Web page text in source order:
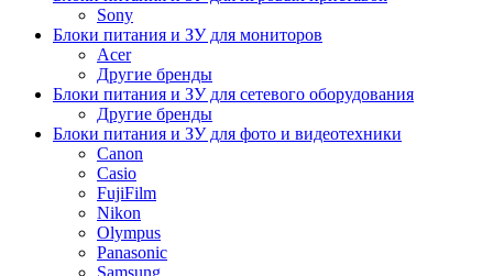
Sony
Блоки питания и ЗУ для мониторов
Acer
Другие бренды
Блоки питания и ЗУ для сетевого оборудования
Другие бренды
Блоки питания и ЗУ для фото и видеотехники
Canon
Casio
FujiFilm
Nikon
Olympus
Panasonic
Samsung